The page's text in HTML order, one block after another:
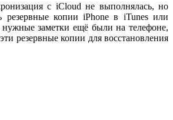
с iCloud не выполнялась, но
резервные копии iPhone в iTunes или
нужные заметки ещё были на телефоне,
резервные копии для восстановления